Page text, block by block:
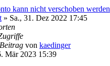
kann nicht verschoben werden
» Sa., 31. Dez 2022 17:45
von kaedinger
Mär 2023 15:39